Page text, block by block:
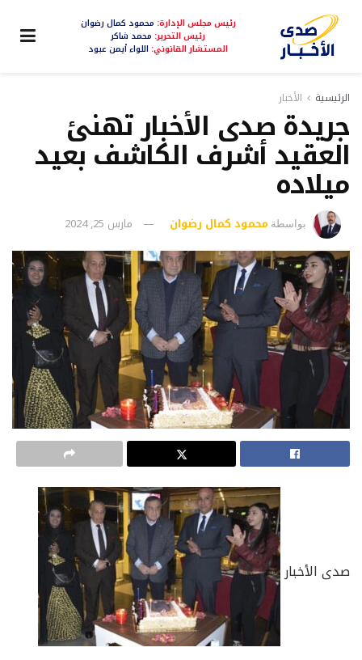
رئيس مجلس الإدارة: محمود كمال رضوان
رئيس التحرير: محمد شاكر
المستشار القانوني: اللواء أيمن عبود
الرئيسية الأخبار
جريدة صدى الأخبار تهنئ
العقيد أشرف الكاشف بعيد
ميلاده
بواسطة محمود كمال رضوان مارس 25, 2024
صدى الأخبار